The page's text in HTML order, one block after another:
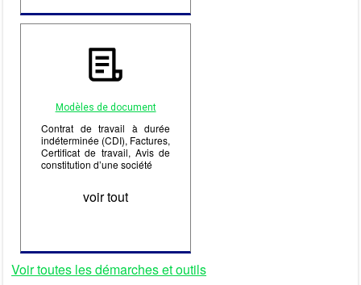
Modèles de document
Contrat de travail à durée
indéterminée (CDI), Factures,
Certificat de travail, Avis de
constitution d’une société
voir tout
Voir toutes les démarches et outils